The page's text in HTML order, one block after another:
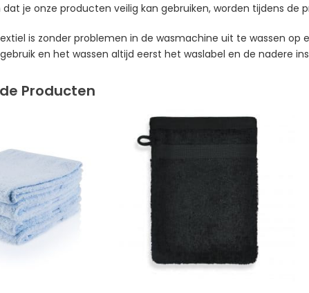
dat je onze producten veilig kan gebruiken, worden tijdens
is zonder problemen in de wasmachine uit te wassen
en het wassen altijd eerst het waslabel en de nadere
Producten